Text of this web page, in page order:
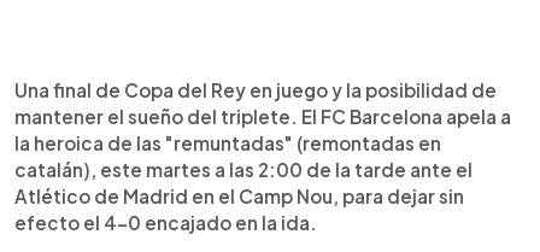
► Escuchar artículo
El FC Barcelona afronta el martes una misión casi
imposible: remontar el 4-0 sufrido ante el Atlético
de Madrid para clasificar a la final de la Copa del
Rey y mantener vivo el sueño del triplete. Hansi
Flick llamó a creer y luchar “90 minutos o más”,
mientras Lamine Yamal resumió el sentir del
vestuario con un “1% de posibilidades; 99% de
Una final de Copa del Rey en juego y la posibilidad de
mantener el sueño del triplete. El FC Barcelona apela a
la heroica de las "remuntadas" (remontadas en
catalán), este martes a las 2:00 de la tarde ante el
Atlético de Madrid en el Camp Nou, para dejar sin
efecto el 4-0 encajado en la ida.